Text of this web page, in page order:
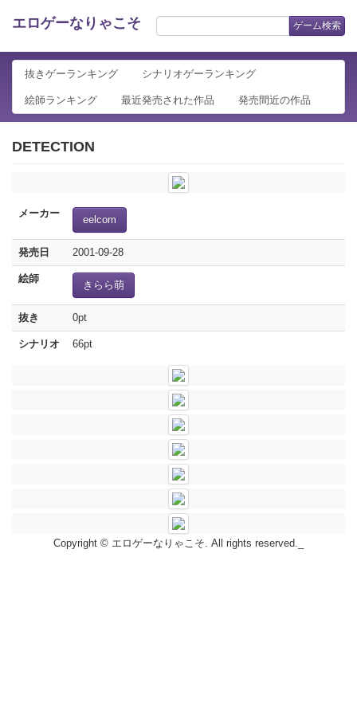
エロゲーなりゃこそ ゲーム検索
抜きゲーランキング シナリオゲーランキング
絵師ランキング 最近発売された作品 発売間近の作品
DETECTION
メーカー
eelcom
発売日 2001-09-28
絵師
きらら萌
抜き 0pt
シナリオ 66pt
Copyright © エロゲーなりゃこそ. All rights reserved._